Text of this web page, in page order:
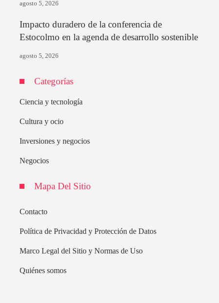
agosto 5, 2026
Impacto duradero de la conferencia de
Estocolmo en la agenda de desarrollo sostenible
agosto 5, 2026
Categorías
Ciencia y tecnología
Cultura y ocio
Inversiones y negocios
Negocios
Mapa Del Sitio
Contacto
Política de Privacidad y Protección de Datos
Marco Legal del Sitio y Normas de Uso
Quiénes somos